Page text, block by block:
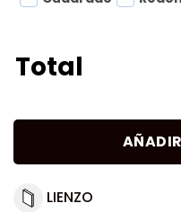
Total
LIENZO